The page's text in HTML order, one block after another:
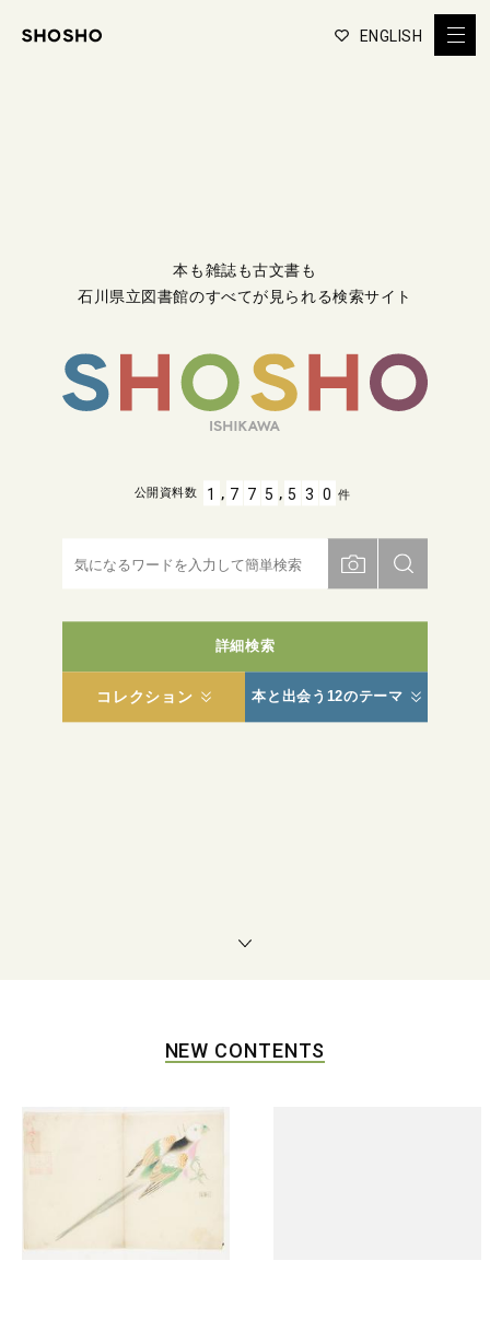
ENGLISH
本も雑誌も古文書も
石川県立図書館のすべてが見られる検索サイト
詳細検索
コレクション 本と出会う12のテーマ
公開資料数 1 , 7 7 5 , 5 3 0 件
NEW CONTENTS